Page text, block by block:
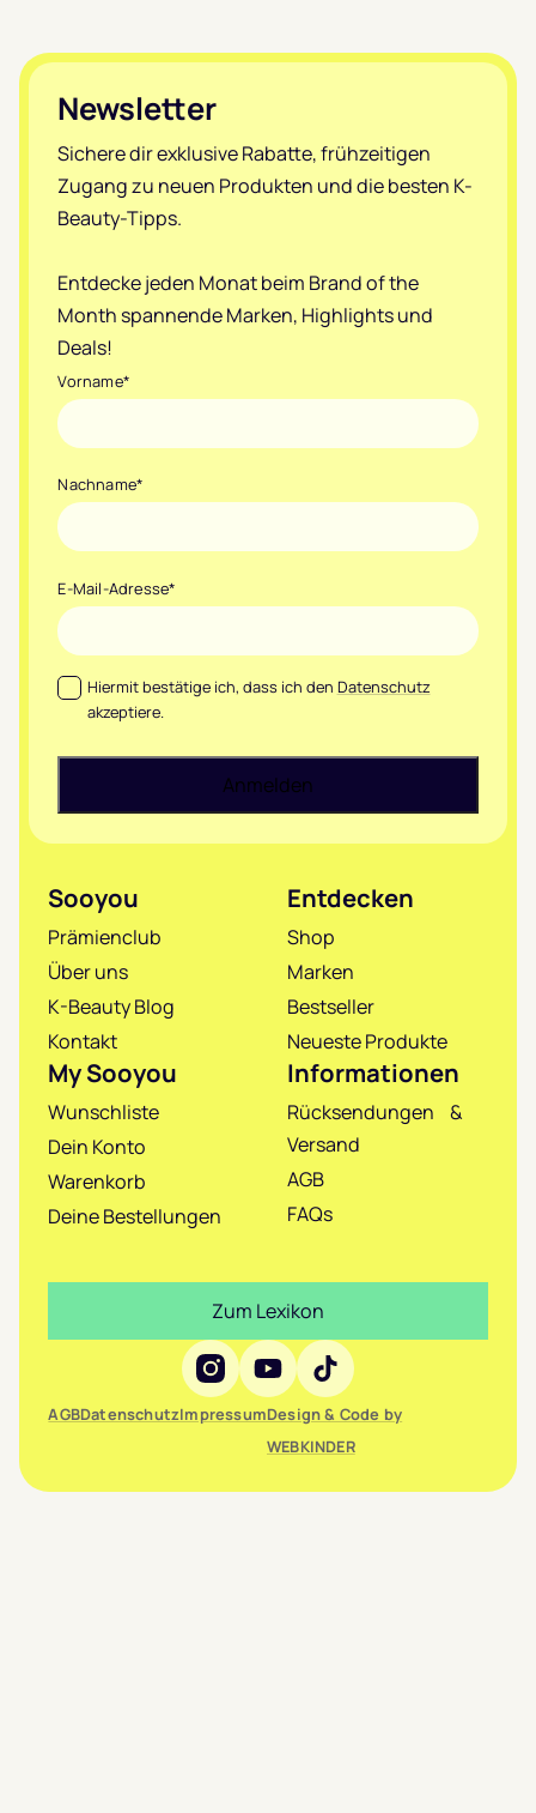
Footer
Newsletter
Sichere dir exklusive Rabatte, frühzeitigen
Zugang zu neuen Produkten und die besten K-
Beauty-Tipps.
Entdecke jeden Monat beim Brand of the
Month spannende Marken, Highlights und
Deals!
Vorname*
Nachname*
E-Mail-Adresse*
Datenschutz*
Hiermit bestätige ich, dass ich den Datenschutz
akzeptiere.
Sooyou
Prämienclub
Über uns
K-Beauty Blog
Kontakt
Entdecken
Shop
Marken
Bestseller
Neueste Produkte
My Sooyou
Wunschliste
Dein Konto
Warenkorb
Deine Bestellungen
Informationen
Rücksendungen &
Versand
AGB
FAQs
Social Media
AGBDatenschutzImpressumDesign & Code by
WEBKINDER
Zum Lexikon